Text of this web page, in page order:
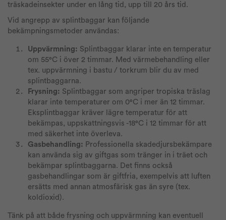
träskadeinsekter under en lång tid, upp till 20 års tid.
Vid angrepp av splintbaggar kan följande
bekämpningsmetoder användas:
Uppvärmning: Splintbaggar klarar inte en temperatur
om 55°C i över 2 timmar. Med värmebehandling eller
tex. uppvärmning i bastu / torkrum blir du av med
splintbaggarna.
Frysning: Splintbaggar som angriper tropiska träslag
klarar inte temperaturer om 0°C i mer än 12 timmar.
Eksplintbaggar kräver lägre temperatur för att
bekämpas, uppskattningsvis -18°C i 12 timmar för att
med säkerhet inte överleva.
Gasbehandling: Professionella skadedjursbekämpare
kan använda sig av giftgas som tränger in i träet och
bekämpar splintbaggarna. Det finns också
gasbehandlingar som är giftfria, exempelvis att luften
ersätts med annan atmosfärisk gas än syre (tex.
koldioxid).
Tänk på att både frysning och uppvärmning kan eventuell